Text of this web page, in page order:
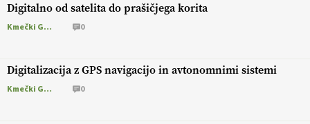
Digitalno od satelita do prašičjega korita
Kmečki Glas 0
Digitalizacija z GPS navigacijo in avtonomnimi sistemi
Kmečki Glas 0